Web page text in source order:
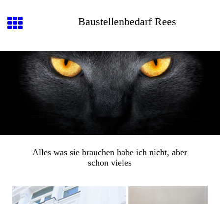
Baustellenbedarf Rees
Alles was sie brauchen habe ich nicht, aber
schon vieles